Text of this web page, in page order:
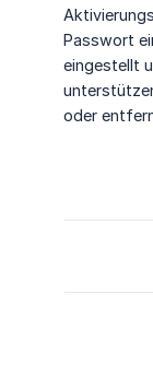
Passwort
eingestellt
oder